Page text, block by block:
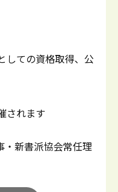
しての資格取得、公
されます
・新書派協会常任理